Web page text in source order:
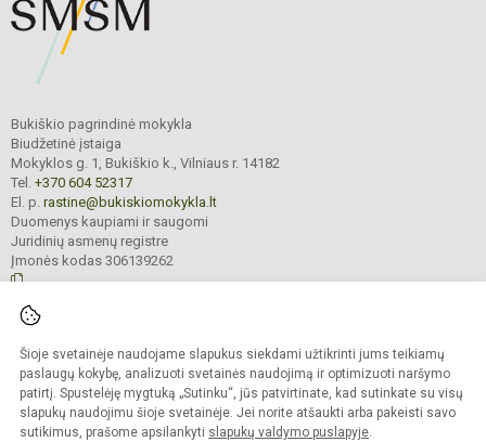
Šioje svetainėje naudojame slapukus siekdami užtikrinti jums teikiamų
paslaugų kokybę, analizuoti svetainės naudojimą ir optimizuoti naršymo
patirtį. Spustelėję mygtuką „Sutinku“, jūs patvirtinate, kad sutinkate su visų
slapukų naudojimu šioje svetainėje. Jei norite atšaukti arba pakeisti savo
sutikimus, prašome apsilankyti slapukų valdymo puslapyje.
Bukiškio pagrindinė mokykla
Biudžetinė įstaiga
Mokyklos g. 1, Bukiškio k., Vilniaus r. 14182
Tel. +370 604 52317
El. p. rastine@bukiskiomokykla.lt
Duomenys kaupiami ir saugomi
Juridinių asmenų registre
Įmonės kodas 306139262
Kopijuoti turinį be raštiško Bukiškio pagrindinės mokyklos administracijos
sutikimo griežtai draudžiama.
Prieinamumo paraiška Slapukų valdymas
Sumanus būdas atnaujinti